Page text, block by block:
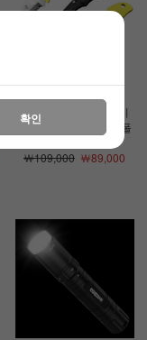
[정품][스파이더코]레이
디버그3 나이프 EDC 폴
￦109,000 ￦89,000
확인